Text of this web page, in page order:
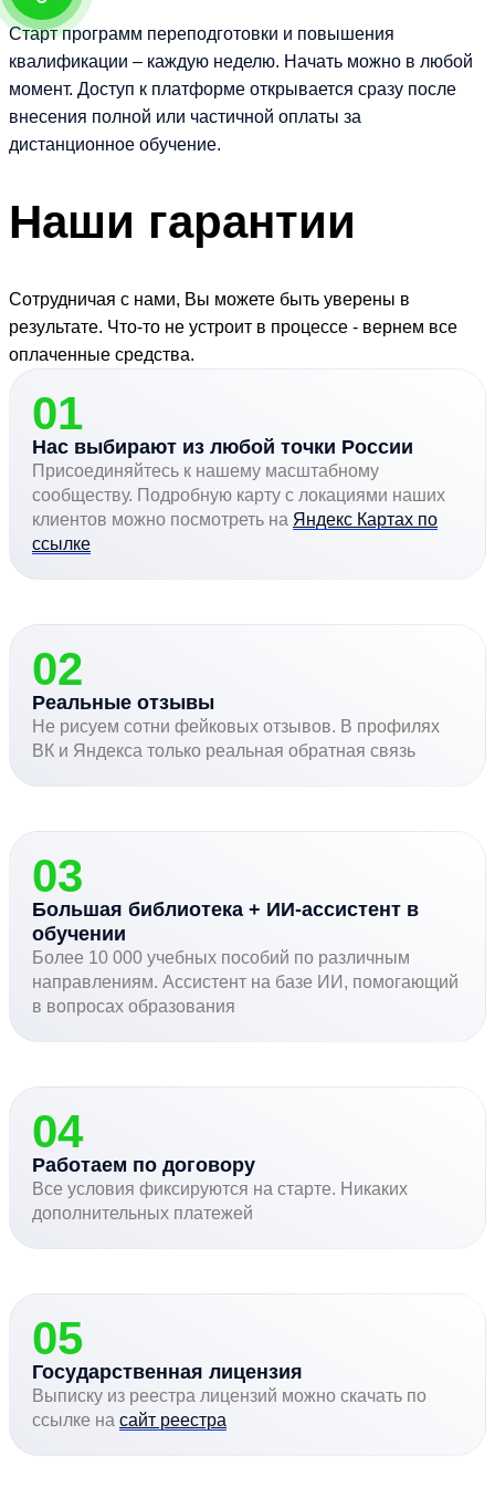
Старт программ переподготовки и повышения
квалификации – каждую неделю. Начать можно в любой
момент. Доступ к платформе открывается сразу после
внесения полной или частичной оплаты за
дистанционное обучение.
Наши гарантии
Сотрудничая с нами, Вы можете быть уверены в
результате. Что-то не устроит в процессе - вернем все
оплаченные средства.
01
Нас выбирают из любой точки России
Присоединяйтесь к нашему масштабному
сообществу. Подробную карту с локациями наших
клиентов можно посмотреть на Яндекс Картах по
ссылке
02
Реальные отзывы
Не рисуем сотни фейковых отзывов. В профилях
ВК и Яндекса только реальная обратная связь
03
Большая библиотека + ИИ-ассистент в
обучении
Более 10 000 учебных пособий по различным
направлениям. Ассистент на базе ИИ, помогающий
в вопросах образования
04
Работаем по договору
Все условия фиксируются на старте. Никаких
дополнительных платежей
05
Государственная лицензия
Выписку из реестра лицензий можно скачать по
ссылке на сайт реестра